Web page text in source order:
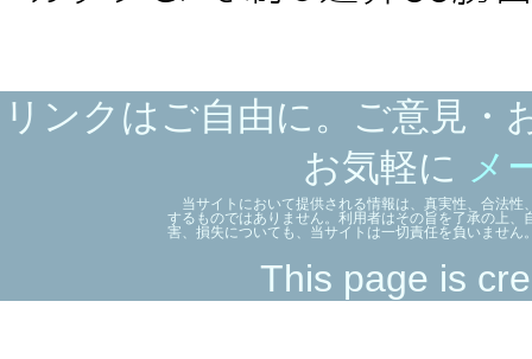
リンクはご自由に。ご意見・
お気軽に メ
当サイトにおいて提供される情報は、真実性、合法性
するものではありません。利用者はその旨を了承の上
害、損失についても、当サイトは一切責任を負いません
This page is